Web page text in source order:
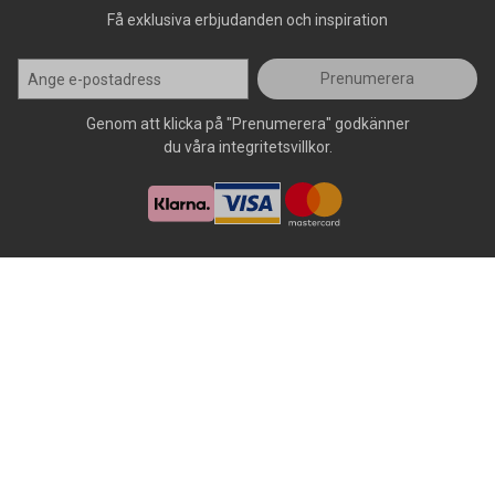
Få exklusiva erbjudanden och inspiration
Prenumerera
Genom att klicka på "Prenumerera" godkänner
du våra integritetsvillkor.